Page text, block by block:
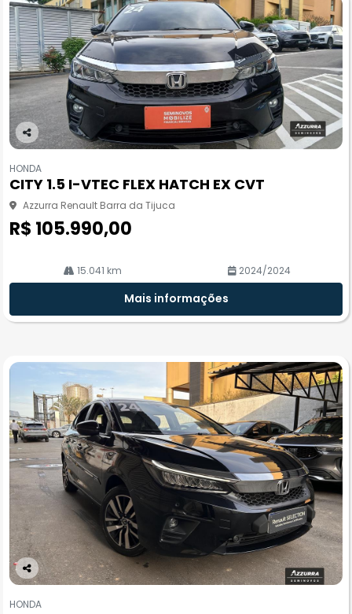
Co
pa
rtil
he
HONDA
CITY 1.5 I-VTEC FLEX HATCH EX CVT
Azzurra Renault Barra da Tijuca
R$ 105.990,00
15.041 km 2024/2024
Mais informações
Co
pa
HONDA